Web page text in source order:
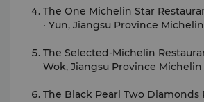
The One Michelin Star
· Yun, Jiangsu Province
The Selected-Michelin
Wok, Jiangsu Province
The Black Pearl Two Diamonds